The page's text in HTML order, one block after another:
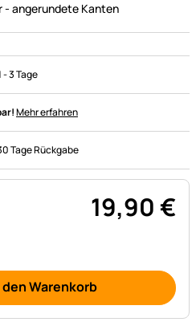
- angerundete Kanten
- 3 Tage
Mehr erfahren
Tage Rückgabe
19,90€
den Warenkorb